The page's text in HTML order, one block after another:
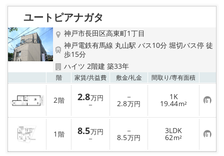
り
ユートピアナガタ
神戸市長田区高東町1丁目
神戸電鉄有馬線 丸山駅 バス10分 堀切バス停 徒
歩15分
ハイツ 2階建 築33年
階 家賃/共益費 敷金/礼金 間取り/専有面積
2階 2.8万円
－
－
2.8万円
1K
19.44m² お
気
に
入
り
登
録
1 階 8.5万円
－
－
8.5万円
3LDK
62m² お
気
に